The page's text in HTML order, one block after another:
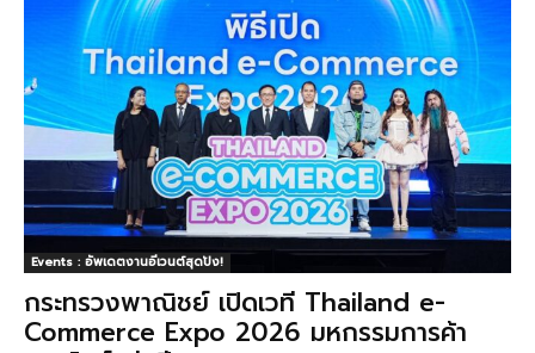
Events : อัพเดตงานอีเวนต์สุดปัง!
กระทรวงพาณิชย์ เปิดเวที Thailand e-
Commerce Expo 2026 มหกรรมการค้า